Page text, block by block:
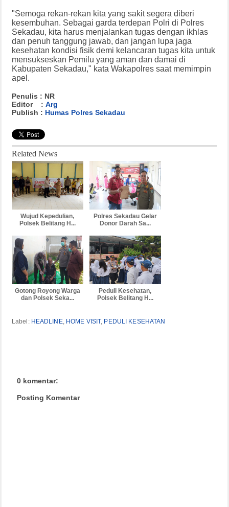
"Semoga rekan-rekan kita yang sakit segera diberi
kesembuhan. Sebagai garda terdepan Polri di Polres
Sekadau, kita harus menjalankan tugas dengan ikhlas
dan penuh tanggung jawab, dan jangan lupa jaga
kesehatan kondisi fisik demi kelancaran tugas kita untuk
mensukseskan Pemilu yang aman dan damai di
Kabupaten Sekadau," kata Wakapolres saat memimpin
apel.
Penulis : NR
Editor : Arg
Publish : Humas Polres Sekadau
Related News
Wujud Kepedulian,
Polsek Belitang H...
Polres Sekadau Gelar
Donor Darah Sa...
Gotong Royong Warga
dan Polsek Seka...
Peduli Kesehatan,
Polsek Belitang H...
Label: HEADLINE, HOME VISIT, PEDULI KESEHATAN
0 komentar:
Posting Komentar